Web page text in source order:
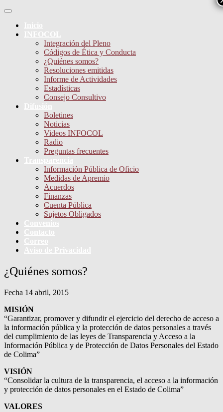
Skip
content
Toggle
Navigation
MenuInicio
INFOCOL
Integración del Pleno
Códigos de Ética y Conducta
¿Quiénes somos?
Resoluciones emitidas
Informe de Actividades
Estadísticas
Consejo Consultivo
Difusión
Boletines
Noticias
Videos INFOCOL
Radio
Preguntas frecuentes
Transparencia
Información Pública de Oficio
Medidas de Apremio
Acuerdos
Finanzas
Cuenta Pública
Sujetos Obligados
Convenios
Contacto
Correo
Aviso de Privacidad
¿Quiénes somos?
Fecha 14 abril, 2015
MISIÓN
“Garantizar, promover y difundir el ejercicio del derecho de acceso a
la información pública y la protección de datos personales a través
del cumplimiento de las leyes de Transparencia y Acceso a la
Información Pública y de Protección de Datos Personales del Estado
de Colima”
VISIÓN
“Consolidar la cultura de la transparencia, el acceso a la información
y protección de datos personales en el Estado de Colima”
VALORES